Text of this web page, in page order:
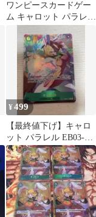
ワンピースカードゲー
ム キャロット パラレル
¥499
【最終値下げ】キャロ
ット パラレル EB03-
013 ★